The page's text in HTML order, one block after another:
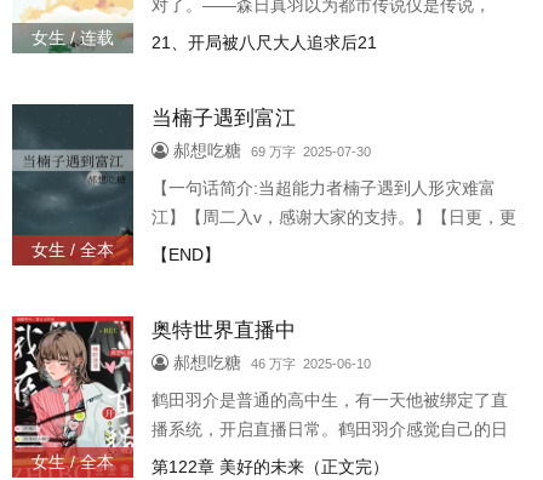
女生 / 连载
对了。——森日真羽以为都市传说仅是传说，
99%都是假的，可他没想到自己居然碰到了1%的
让他下意识问了一句:“八尺大人？”八重笑了，他
哭了，连夜坐车回了东京，买了很多护身符，并
在门口放了盐巴。风平浪静一段时间，让他以为
之前的夏日夜晚在做梦。直到有一天森日看见一
21、开局被八尺大人追求后21
女生 / 全本
当楠子遇到富江
郝想吃糖 69 万字 2025-07-30
【一句话简介:当超能力者楠子遇到人形灾难富
江】【周二入v，感谢大家的支持。】【日更，更
新时间12:00】文案:超能力者楠子穿越了，穿越到
回到原来的世界时，她班上的超级万人迷富江从
山坡上掉下来了……嗯，没有掉成。楠子接住了
富江。本来她以为这是一件再普通不过的好人好
事，可当她接住对方的那一刻，她突然看到了一
【END】
女生 / 全本
奥特世界直播中
郝想吃糖 46 万字 2025-06-10
鹤田羽介是普通的高中生，有一天他被绑定了直
播系统，开启直播日常。鹤田羽介感觉自己的日
常很无聊，没什么可直播的，但直播间的人可不
第122章 美好的未来（正文完）